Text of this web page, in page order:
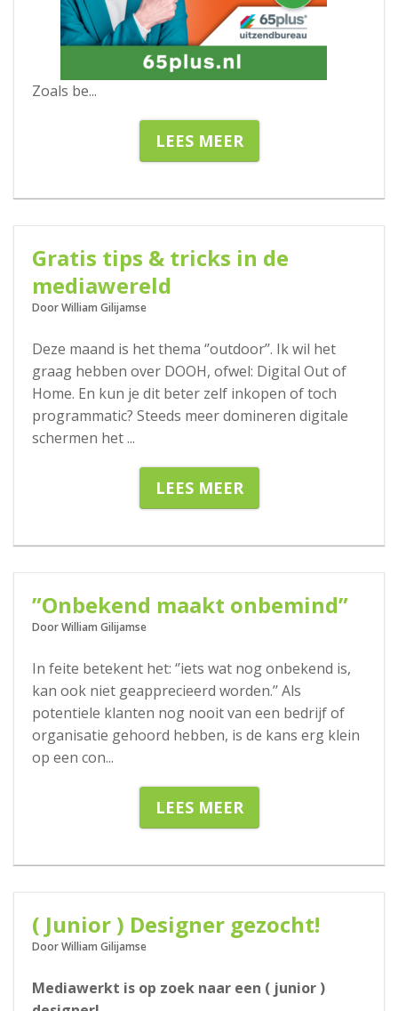
Zoals be...
LEES MEER
17-01-2020
Gratis tips & tricks in de
mediawereld
Door William Gilijamse
Deze maand is het thema ‘’outdoor’’. Ik wil het
graag hebben over DOOH, ofwel: Digital Out of
Home. En kun je dit beter zelf inkopen of toch
programmatic? Steeds meer domineren digitale
schermen het...
LEES MEER
13-06-2018
”Onbekend maakt onbemind”
Door William Gilijamse
In feite betekent het: ‘’iets wat nog onbekend is,
kan ook niet geapprecieerd worden.’’ Als
potentiele klanten nog nooit van een bedrijf of
organisatie gehoord hebben, is de kans erg klein
op een con...
LEES MEER
22-05-2018
( Junior ) Designer gezocht!
Door William Gilijamse
Mediawerkt is op zoek naar een ( junior )